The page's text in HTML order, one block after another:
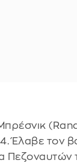
Έλαβε τον